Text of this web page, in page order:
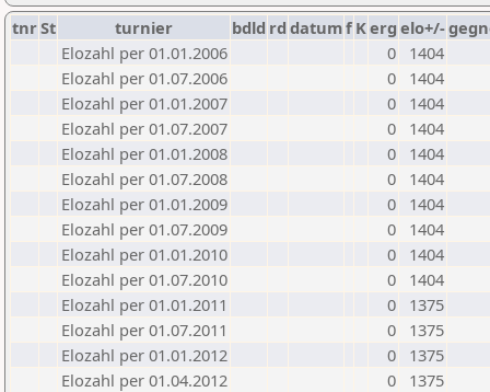
tnrSt turnier bdld rd datumf Kerg elo+/-
Elozahl per 01.01.2006
0
1404
Elozahl per 01.07.2006
0
1404
Elozahl per 01.01.2007
0
1404
Elozahl per 01.07.2007
0
1404
Elozahl per 01.01.2008
0
1404
Elozahl per 01.07.2008
0
1404
Elozahl per 01.01.2009
0
1404
Elozahl per 01.07.2009
0
1404
Elozahl per 01.01.2010
0
1404
Elozahl per 01.07.2010
0
1404
Elozahl per 01.01.2011
0
1375
Elozahl per 01.07.2011
0
1375
Elozahl per 01.01.2012
0
1375
Elozahl per 01.04.2012
0
1375